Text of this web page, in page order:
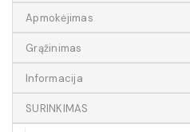
Apmokėjimas
Grąžinimas
Informacija
SURINKIMAS